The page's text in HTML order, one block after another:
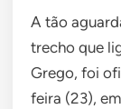
A tão
trecho que
Grego, foi
feira (23),